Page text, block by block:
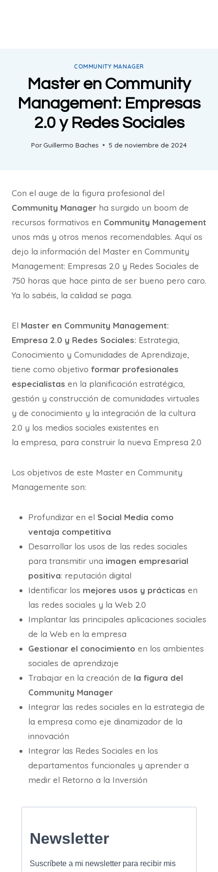
COMMUNITY MANAGER
Master en Community
Management: Empresas
2.0 y Redes Sociales
PorGuillermo Baches 5 de noviembre de 2024
Con el auge de la figura profesional del
Community Manager ha surgido un boom de
recursos formativos en Community Management
unos más y otros menos recomendables. Aquí os
dejo la información del Master en Community
Management: Empresas 2.0 y Redes Sociales de
750 horas que hace pinta de ser bueno pero caro.
Ya lo sabéis, la calidad se paga.
El Master en Community Management:
Empresa 2.0 y Redes Sociales: Estrategia,
Conocimiento y Comunidades de Aprendizaje,
tiene como objetivo formar profesionales
especialistas en la planificación estratégica,
gestión y construcción de comunidades virtuales
y de conocimiento y la integración de la cultura
2.0 y los medios sociales existentes en
la empresa, para construir la nueva Empresa 2.0
Los objetivos de este Master en Community
Managemente son:
Profundizar en el Social Media como
ventaja competitiva
Desarrollar los usos de las redes sociales
para transmitir una imagen empresarial
positiva: reputación digital
Identificar los mejores usos y prácticas en
las redes sociales y la Web 2.0
Implantar las principales aplicaciones sociales
de la Web en la empresa
Gestionar el conocimiento en los ambientes
sociales de aprendizaje
Trabajar en la creación de la figura del
Community Manager
Integrar las redes sociales en la estrategia de
la empresa como eje dinamizador de la
innovación
Integrar las Redes Sociales en los
departamentos funcionales y aprender a
medir el Retorno a la Inversión